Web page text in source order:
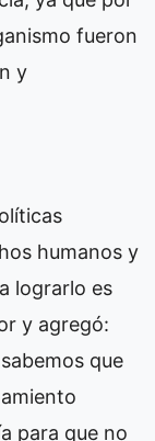
fueron
y
humanos y
lograrlo es
y agregó:
que
para que no